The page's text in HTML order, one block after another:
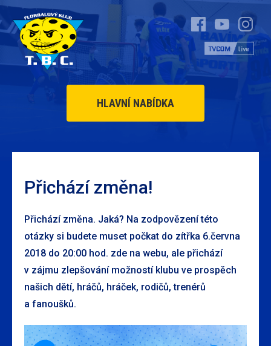
HLAVNÍ NABÍDKA
Přichází změna!
Přichází změna. Jaká? Na zodpovězení této
otázky si budete muset počkat do zítřka 6.června
2018 do 20:00 hod. zde na webu, ale přichází
v zájmu zlepšování možností klubu ve prospěch
našich dětí, hráčů, hráček, rodičů, trenérů
a fanoušků.